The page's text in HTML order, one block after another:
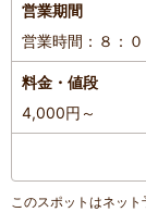
営業期間
営業時間：８：
料金・値段
4,000円～
このスポットはネッ